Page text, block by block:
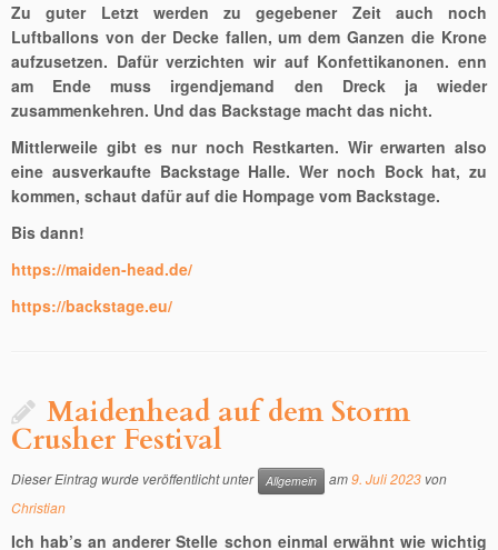
Zu guter Letzt werden zu gegebener Zeit auch noch
Luftballons von der Decke fallen, um dem Ganzen die Krone
aufzusetzen. Dafür verzichten wir auf Konfettikanonen. enn
am Ende muss irgendjemand den Dreck ja wieder
zusammenkehren. Und das Backstage macht das nicht.
Mittlerweile gibt es nur noch Restkarten. Wir erwarten also
eine ausverkaufte Backstage Halle. Wer noch Bock hat, zu
kommen, schaut dafür auf die Hompage vom Backstage.
Bis dann!
https://maiden-head.de/
https://backstage.eu/
Maidenhead auf dem Storm
Crusher Festival
Dieser Eintrag wurde veröffentlicht unter Allgemein am9. Juli 2023 von
Christian
Ich hab’s an anderer Stelle schon einmal erwähnt wie wichtig